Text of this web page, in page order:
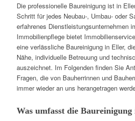
Die professionelle Baureinigung ist in
Schritt für jedes Neubau-, Umbau- oder
erfahrenes Dienstleistungsunternehmen
Immobilienpflege bietet
eine verlässliche Baureinigung in Eller,
Nähe, individuelle Betreuung und
auszeichnet. Im Folgenden finden Sie
Fragen, die von Bauherrinnen und
immer wieder an uns herangetragen
Was umfasst die